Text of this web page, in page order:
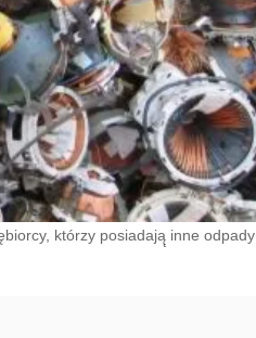
którzy posiadają̨ inne odpady